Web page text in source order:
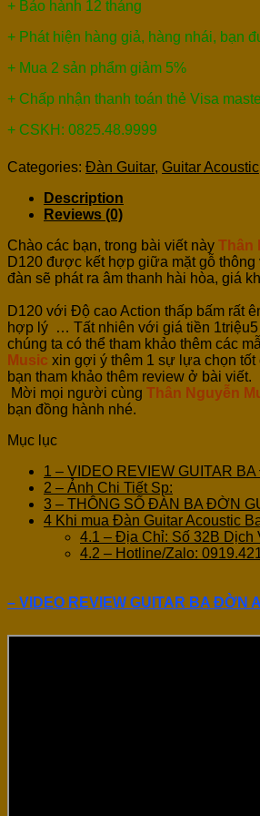
+ Bảo hành 12 tháng
+ Phát hiện hàng giả, hàng nhái, bạn
+ Mua 2 sản phẩm giảm 5%
+ Chấp nhận thanh toán thẻ Visa
+ CSKH: 0825.48.9999
Categories: Đàn Guitar, Guitar Acoustic
Description
Reviews (0)
Chào các bạn, trong bài viết này Thân
D120 được kết hợp giữa mặt gỗ
đàn sẽ phát ra âm thanh hài hòa, giá
D120 với Độ cao Action thấp bấm rất
hợp lý … Tất nhiên với giá tiền 1triệu5
chúng ta có thể tham khảo thêm các
Music xin gợi ý thêm 1 sự lựa chọn tốt
bạn tham khảo thêm review ở bài viết.
Mời mọi người cùng Thân Nguyễn
bạn đồng hành nhé.
Mục lục
1 – VIDEO REVIEW GUITAR
2 – Ảnh Chi Tiết Sp:
3 – THÔNG SỐ ĐÀN BA ĐỜN
4 Khi mua Đàn Guitar Acoustic
4.1 – Địa Chỉ: Số 32B Dịch
4.2 – Hotline/Zalo:
– VIDEO REVIEW GUITAR BA ĐỜN